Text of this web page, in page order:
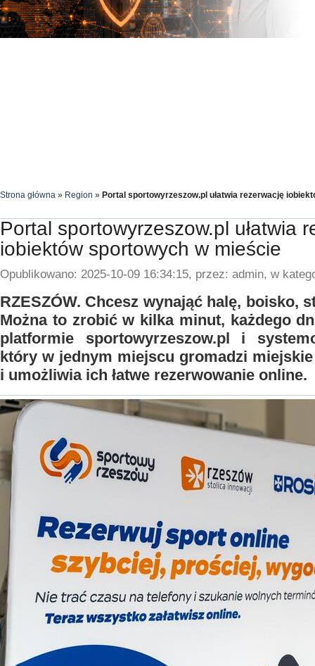
Strona główna » Region » Portal sportowyrzeszow.pl ułatwia rezerwację
Portal sportowyrzeszow.pl ułatwia
iobiektów sportowych w mieście
Opublikowano: 2025-10-09 16:34:15, przez: admin, w
RZESZÓW. Chcesz wynająć halę, boisko,
Można to zrobić w kilka minut, każdego
platformie sportowyrzeszow.pl i
który w jednym miejscu gromadzi
i umożliwia ich łatwe rezerwowanie online.